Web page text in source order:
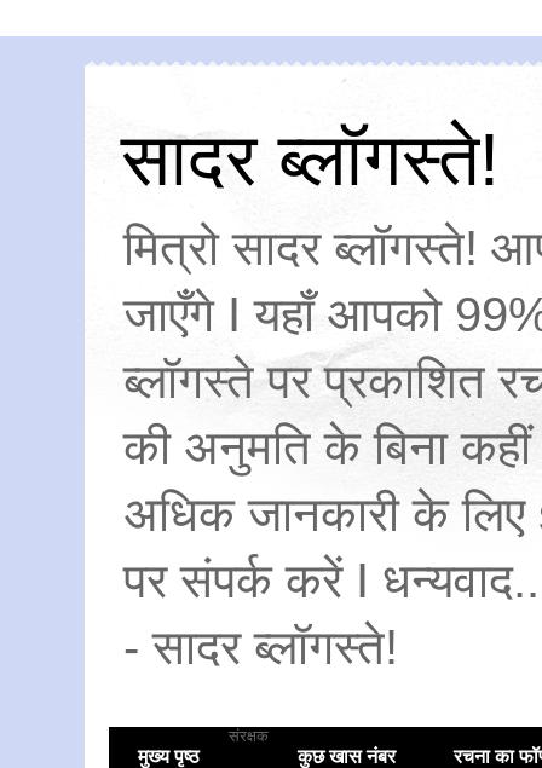
सादर ब्लॉगस्ते!
मित्रो सादर ब्लॉगस्ते!
जाएँगे I यहाँ आपको
ब्लॉगस्ते पर प्रकाशित
की अनुमति के बिना
अधिक जानकारी के लिए
पर संपर्क करें I
- सादर ब्लॉगस्ते!
मुख्य पृष्ठ
संरक्षक
कुछ खास नंबर रचना का